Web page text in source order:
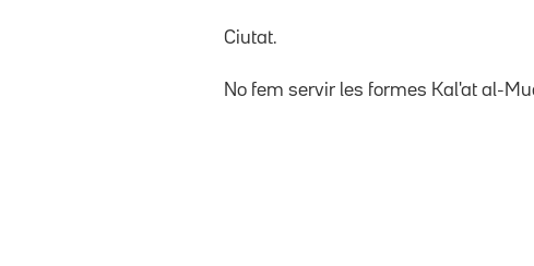
Ciutat.
No fem servir les formes Kal'at al-